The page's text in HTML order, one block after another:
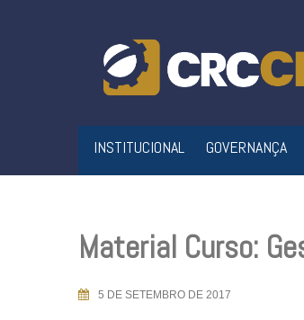
INSTITUCIONAL GOVERNANÇA
Material Curso:
5 DE SETEMBRO DE 2017